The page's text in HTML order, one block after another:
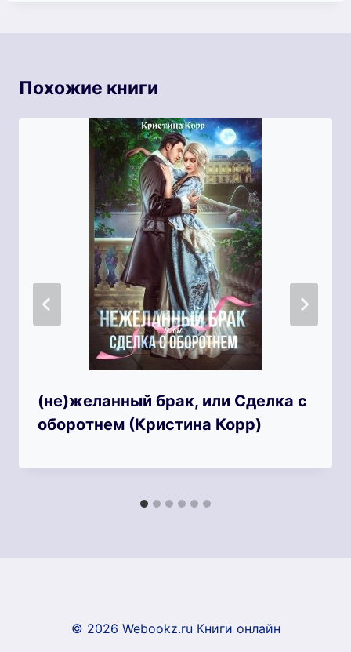
Похожие книги
(не)желанный брак, или Сделка с
оборотнем (Кристина Корр)
© 2026 Webookz.ru Книги онлайн